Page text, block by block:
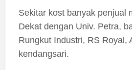
Sekitar kost banyak penjual
Dekat dengan Univ. Petra,
Rungkut Industri, RS Royal,
kendangsari.